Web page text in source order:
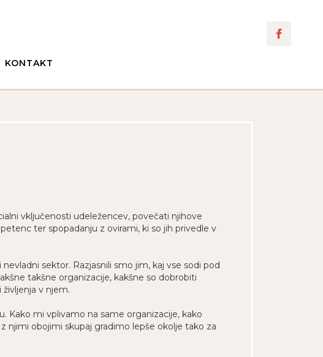
KONTAKT
vključenosti udeležencev, povečati njihove
ter spopadanju z ovirami, ki so jih privedle v
sektor. Razjasnili smo jim, kaj vse sodi pod
takšne organizacije, kakšne so dobrobiti
v njem.
Kako mi vplivamo na same organizacije, kako
njimi obojimi skupaj gradimo lepše okolje tako za